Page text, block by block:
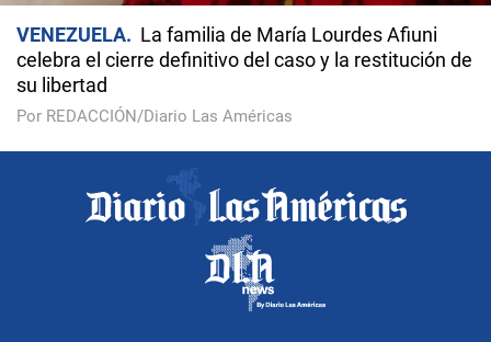
VENEZUELA
La familia de María Lourdes Afiuni
celebra el cierre definitivo del caso y la restitución de
su libertad
Por REDACCIÓN/Diario Las Américas